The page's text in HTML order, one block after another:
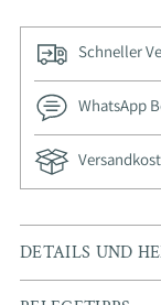
Schneller
WhatsApp
Adding
product
to
DETAILS UND